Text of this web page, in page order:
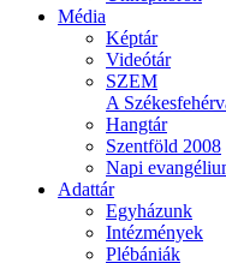
Média
Képtár
Videótár
SZEM
A
Hangtár
Szentföld 2008
Napi
Adattár
Egyházunk
Intézmények
Plébániák